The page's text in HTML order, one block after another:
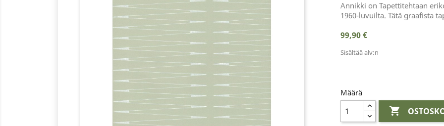
Annikki on Tapettitehtaan
1960-luvuilta. Tätä graafista
99,90 €
Sisältää alv:n
Määrä
